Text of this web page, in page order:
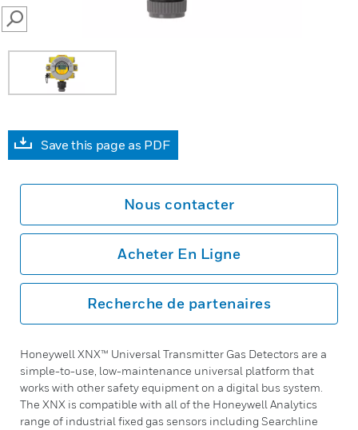
SEARCH
Save this page as PDF
Nous contacter
Acheter En Ligne
Recherche de partenaires
Honeywell XNX™ Universal Transmitter Gas Detectors are a
simple-to-use, low-maintenance universal platform that
works with other safety equipment on a digital bus system.
The XNX is compatible with all of the Honeywell Analytics
range of industrial fixed gas sensors including Searchline